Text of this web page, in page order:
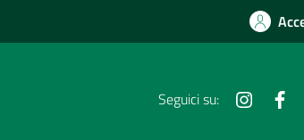
Seguici su: Instagram